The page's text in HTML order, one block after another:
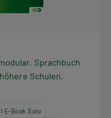
Sprachbuch
Schulen.
E-Book Solo